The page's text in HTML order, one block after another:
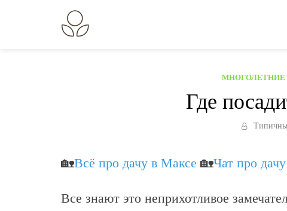
МНОГОЛЕТНИЕ
Где
🏡Всё про дачу в Максе 🏡Чат про
Все знают это неприхотливое